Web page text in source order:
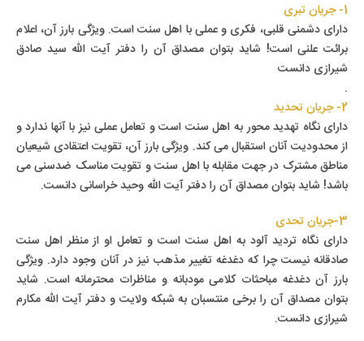
1- جریان تبری
دارای دشمنی قلبی، فکری و عملی با اهل سنت است. ویژگی بارز آن، اعلام
برائت علنی است! شاید بتوان مصداق آن را دفتر آیت الله سید صادق
شیرازی دانست
.
2- جریان تحدید
دارای نگاه تهدید محور به اهل سنت است و تعامل عملی نیز با آنها ندارد و
از محدودیت آنان استقبال می کند. ویژگی بارز آن، تقویت اعتقادی شیعیان
مناطق مشترک در جهت مقابله با اهل سنت و تقویت مناسک ضدسنی می
باشد! شاید بتوان مصداق آن را دفتر آیت الله وحید خراسانی دانست.
3-جریان تحدی
دارای نگاه تردید آلود به اهل سنت است و تعامل او از منظر اهل سنت
صادقانه نیست چرا که دغدغه تغییر مذهب نیز در آنان وجود دارد. ویژگی
بارز آن دغدغه مباحثات کلامی مودبانه و مناظرات محترمانه است. شاید
بتوان مصداق آن را برخی منتسبان به شبکه ولایت و دفتر آیت الله مکارم
شیرازی دانست.